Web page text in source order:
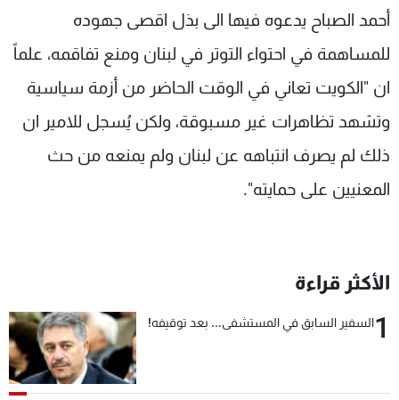
أحمد الصباح يدعوه فيها الى بذل اقصى جهوده
للمساهمة في احتواء التوتر في لبنان ومنع تفاقمه، علماً
ان "الكويت تعاني في الوقت الحاضر من أزمة سياسية
وتشهد تظاهرات غير مسبوقة، ولكن يُسجل للامير ان
ذلك لم يصرف انتباهه عن لبنان ولم يمنعه من حث
المعنيين على حمايته".
الأكثر قراءة
1السفير السابق في المستشفى... بعد توقيفه!